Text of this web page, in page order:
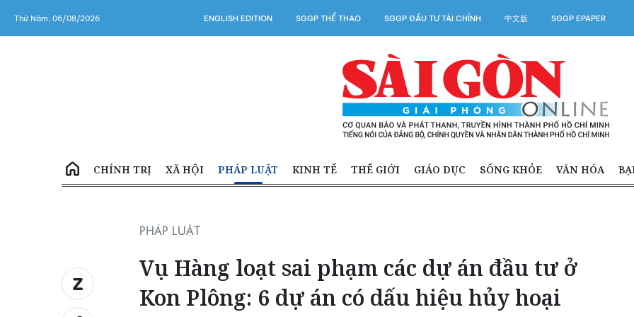
Thứ Năm, 06/08/2026 ENGLISH EDITION SGGP THỂ THAO SGGP ĐẦU TƯ TÀI CHÍNH 中文版 SGGP EPAPER
CHÍNH TRỊ XÃ HỘI PHÁP LUẬT KINH TẾ THẾ GIỚI GIÁO DỤC SỐNG KHỎE VĂN HÓA
PHÁP LUẬT
Vụ Hàng loạt sai phạm các dự án đầu tư ở
Kon Plông: 6 dự án có dấu hiệu hủy hoại